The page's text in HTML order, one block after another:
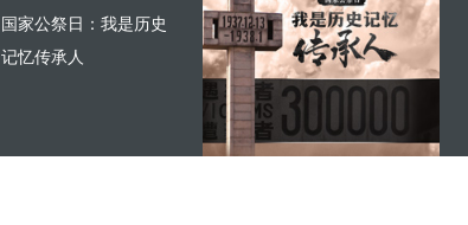
国家公祭日：我是历史
记忆传承人